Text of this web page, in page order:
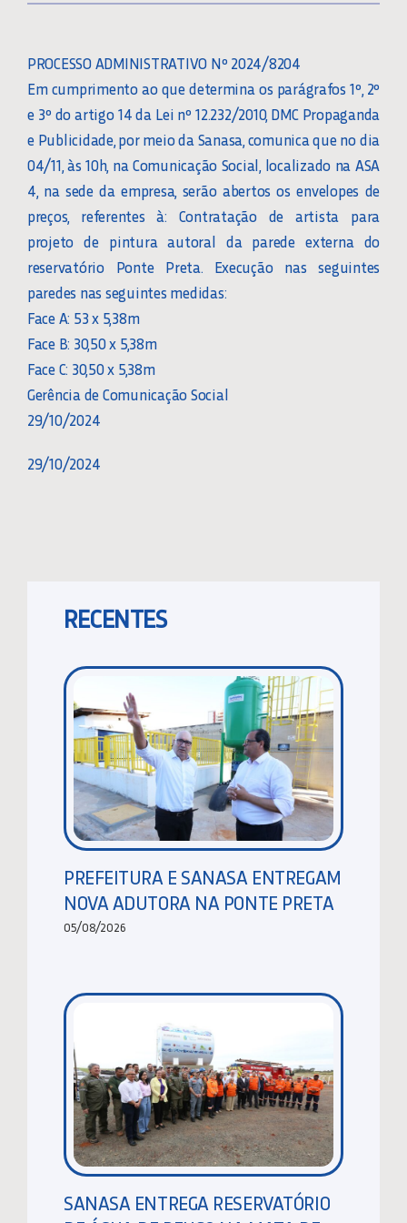
PROCESSO ADMINISTRATIVO Nº 2024/8204
Em cumprimento ao que determina os parágrafos 1º, 2º
e 3º do artigo 14 da Lei nº 12.232/2010, DMC Propaganda
e Publicidade, por meio da Sanasa, comunica que no dia
04/11, às 10h, na Comunicação Social, localizado na ASA
4, na sede da empresa, serão abertos os envelopes de
preços, referentes à: Contratação de artista para
projeto de pintura autoral da parede externa do
reservatório Ponte Preta. Execução nas seguintes
paredes nas seguintes medidas:
Face A: 53 x 5,38m
Face B: 30,50 x 5,38m
Face C: 30,50 x 5,38m
Gerência de Comunicação Social
29/10/2024
29/10/2024
RECENTES
PREFEITURA E SANASA ENTREGAM
NOVA ADUTORA NA PONTE PRETA
05/08/2026
SANASA ENTREGA RESERVATÓRIO